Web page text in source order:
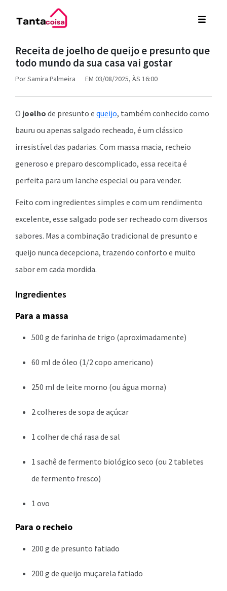
Receita de joelho de queijo e presunto que
todo mundo da sua casa vai gostar
PorSamira Palmeira EM 03/08/2025, ÀS 16:00
O joelho de presunto e queijo, também conhecido como
bauru ou apenas salgado recheado, é um clássico
irresistível das padarias. Com massa macia, recheio
generoso e preparo descomplicado, essa receita é
perfeita para um lanche especial ou para vender.
Feito com ingredientes simples e com um rendimento
excelente, esse salgado pode ser recheado com diversos
sabores. Mas a combinação tradicional de presunto e
queijo nunca decepciona, trazendo conforto e muito
sabor em cada mordida.
Ingredientes
Para a massa
500 g de farinha de trigo (aproximadamente)
60 ml de óleo (1/2 copo americano)
250 ml de leite morno (ou água morna)
2 colheres de sopa de açúcar
1 colher de chá rasa de sal
1 sachê de fermento biológico seco (ou 2 tabletes
de fermento fresco)
1 ovo
Para o recheio
200 g de presunto fatiado
200 g de queijo muçarela fatiado